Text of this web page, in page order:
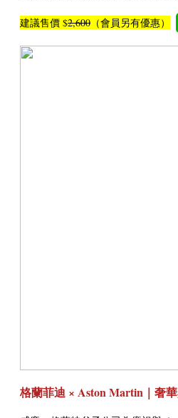
建議售價 $2,600 （會員另有優惠）
格蘭菲迪 × Aston Martin｜奢